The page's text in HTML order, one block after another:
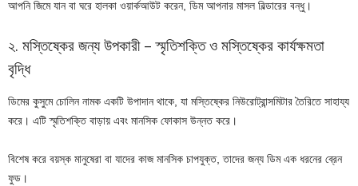
আপনি জিমে যান বা ঘরে হালকা ওয়ার্কআউট করেন, ডিম আপনার মাসল বিল্ডারের বন্ধু।
২. মস্তিষ্কের জন্য উপকারী – স্মৃতিশক্তি ও মস্তিষ্কের কার্যক্ষমতা
বৃদ্ধি
ডিমের কুসুমে চোলিন নামক একটি উপাদান থাকে, যা মস্তিষ্কের নিউরোট্রান্সমিটার তৈরিতে সাহায্য
করে। এটি স্মৃতিশক্তি বাড়ায় এবং মানসিক ফোকাস উন্নত করে।
বিশেষ করে বয়স্ক মানুষেরা বা যাদের কাজ মানসিক চাপযুক্ত, তাদের জন্য ডিম এক ধরনের ব্রেন
ফুড।